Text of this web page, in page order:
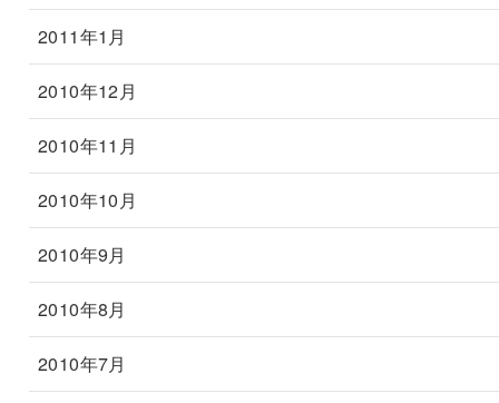
2011年1月
2010年12月
2010年11月
2010年10月
2010年9月
2010年8月
2010年7月